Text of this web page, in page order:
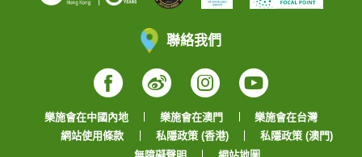
聯絡我們
Facebook
WeiboInstagram
YouTube
樂施會在中國內地 樂施會在澳門
樂施會在台灣
網站使用條款
私隱政策 (香港)
私隱政策 (澳門)